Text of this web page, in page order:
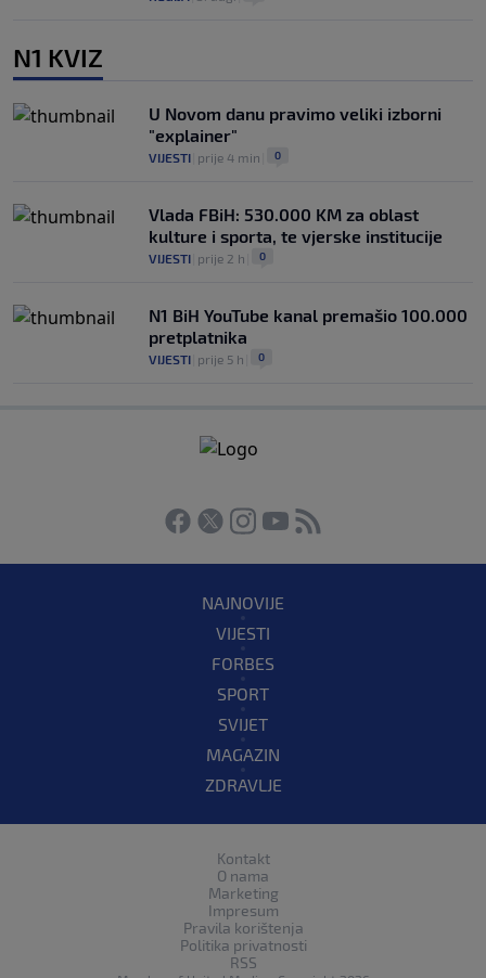
N1 KVIZ
U Novom danu pravimo veliki izborni
"explainer"
VIJESTI prije 4 min 0
Vlada FBiH: 530.000 KM za oblast
kulture i sporta, te vjerske institucije
VIJESTI prije 2 h 0
N1 BiH YouTube kanal premašio 100.000
pretplatnika
VIJESTI prije 5 h 0
NAJNOVIJE
VIJESTI
FORBES
SPORT
SVIJET
MAGAZIN
ZDRAVLJE
Kontakt
O nama
Marketing
Impresum
Pravila korištenja
Politika privatnosti
RSS